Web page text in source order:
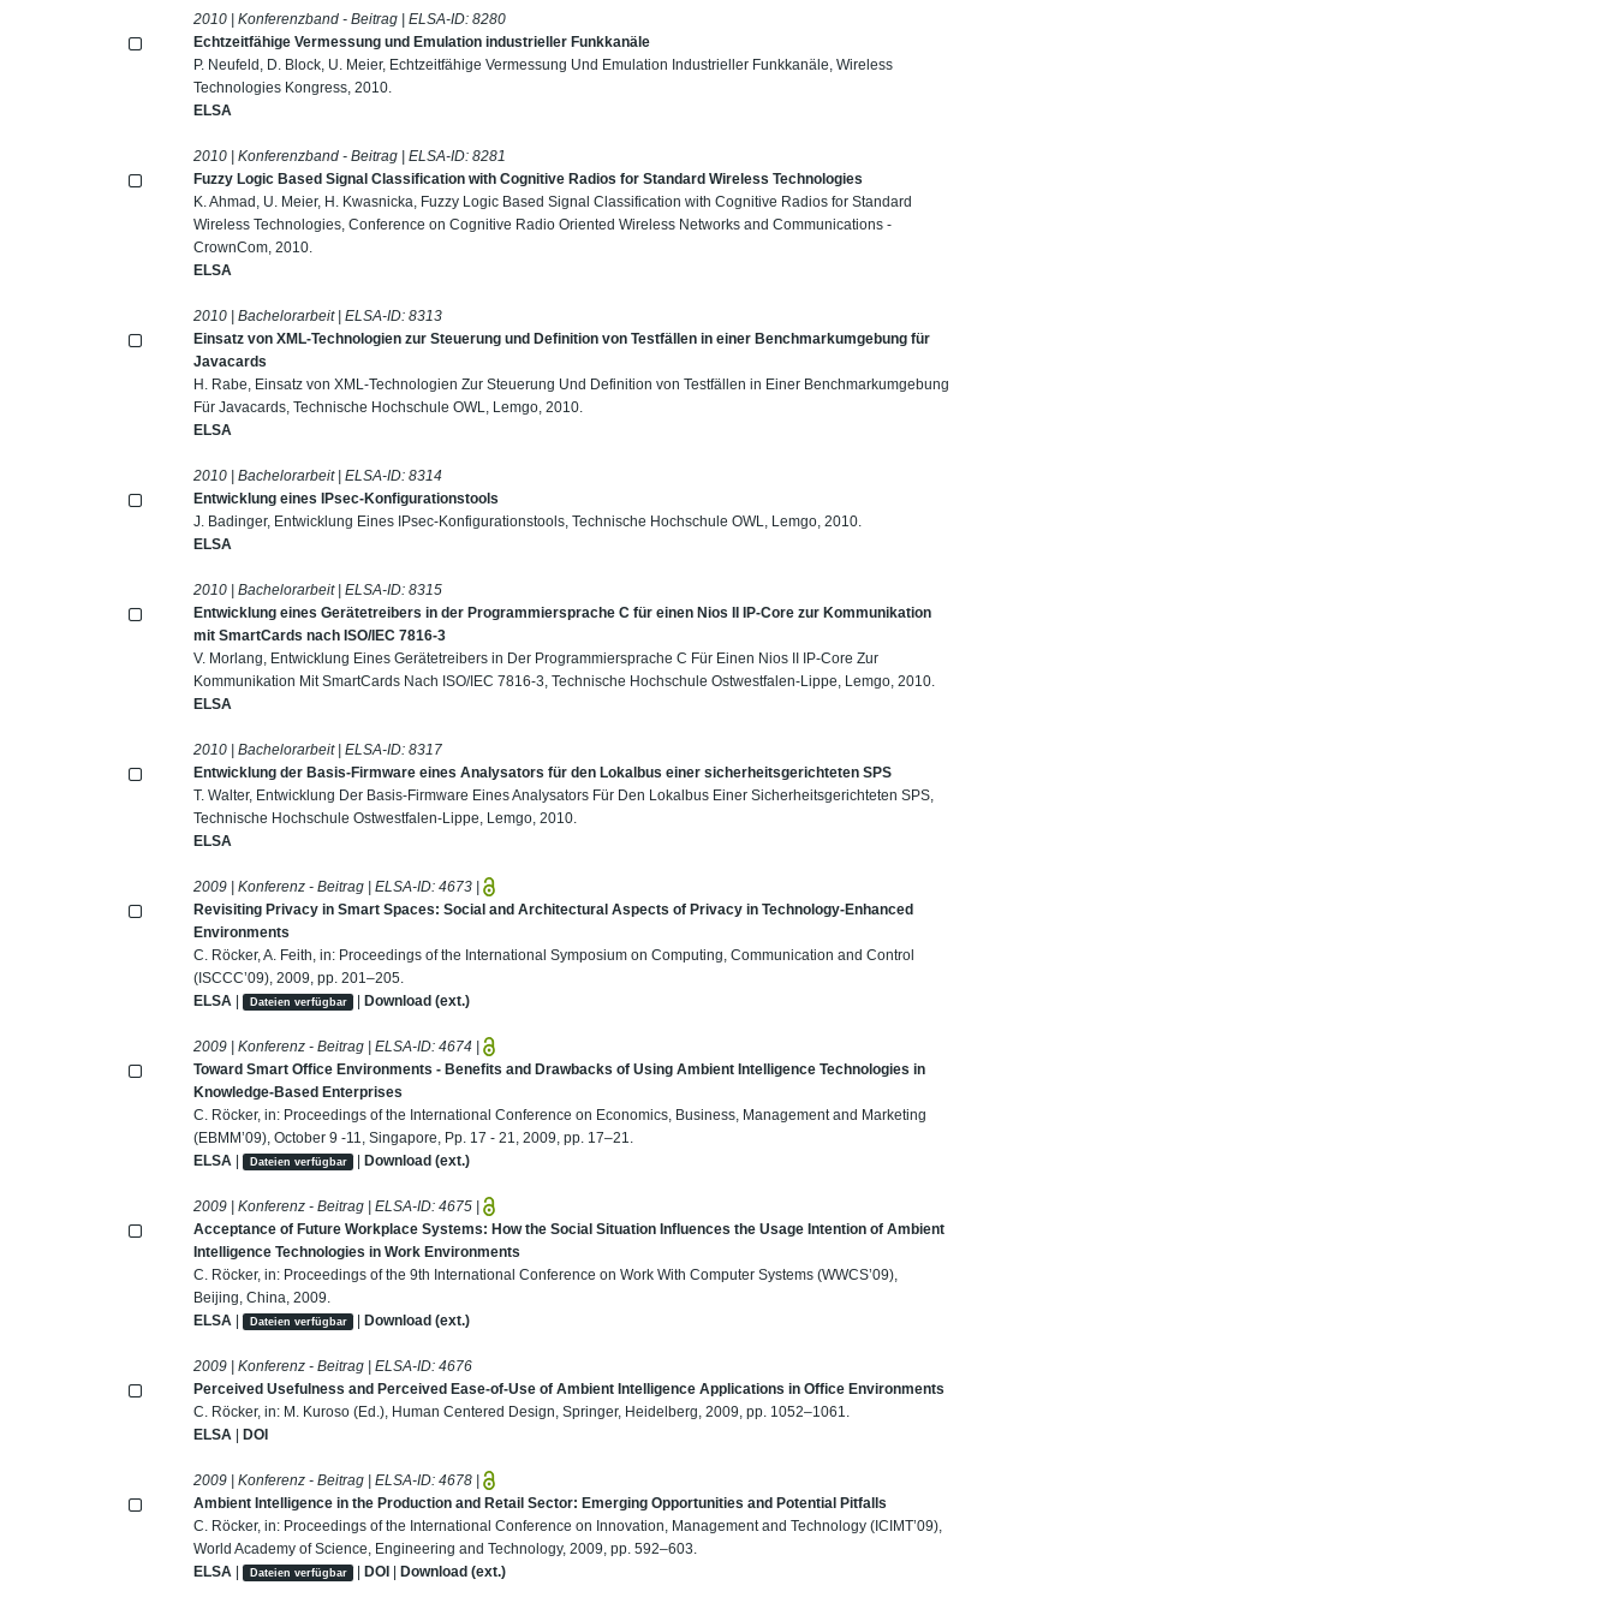
2010 | Konferenzband - Beitrag | ELSA-ID:8280
Echtzeitfähige Vermessung und Emulation industrieller Funkkanäle
P. Neufeld, D. Block, U. Meier, Echtzeitfähige Vermessung Und Emulation Industrieller Funkkanäle, Wireless
Technologies Kongress, 2010.
ELSA
2010 | Konferenzband - Beitrag | ELSA-ID:8281
Fuzzy Logic Based Signal Classification with Cognitive Radios for Standard Wireless Technologies
K. Ahmad, U. Meier, H. Kwasnicka, Fuzzy Logic Based Signal Classification with Cognitive Radios for Standard
Wireless Technologies, Conference on Cognitive Radio Oriented Wireless Networks and Communications -
CrownCom, 2010.
ELSA
2010 | Bachelorarbeit | ELSA-ID:8313
Einsatz von XML-Technologien zur Steuerung und Definition von Testfällen in einer Benchmarkumgebung für
Javacards
H. Rabe, Einsatz von XML-Technologien Zur Steuerung Und Definition von Testfällen in Einer Benchmarkumgebung
Für Javacards, Technische Hochschule OWL, Lemgo, 2010.
ELSA
2010 | Bachelorarbeit | ELSA-ID:8314
Entwicklung eines IPsec-Konfigurationstools
J. Badinger, Entwicklung Eines IPsec-Konfigurationstools, Technische Hochschule OWL, Lemgo, 2010.
ELSA
2010 | Bachelorarbeit | ELSA-ID:8315
Entwicklung eines Gerätetreibers in der Programmiersprache C für einen Nios II IP-Core zur Kommunikation
mit SmartCards nach ISO/IEC 7816-3
V. Morlang, Entwicklung Eines Gerätetreibers in Der Programmiersprache C Für Einen Nios II IP-Core Zur
Kommunikation Mit SmartCards Nach ISO/IEC 7816-3, Technische Hochschule Ostwestfalen-Lippe, Lemgo, 2010.
ELSA
2010 | Bachelorarbeit | ELSA-ID:8317
Entwicklung der Basis-Firmware eines Analysators für den Lokalbus einer sicherheitsgerichteten SPS
T. Walter, Entwicklung Der Basis-Firmware Eines Analysators Für Den Lokalbus Einer Sicherheitsgerichteten SPS,
Technische Hochschule Ostwestfalen-Lippe, Lemgo, 2010.
ELSA
2009 | Konferenz - Beitrag | ELSA-ID:4673 |
Revisiting Privacy in Smart Spaces: Social and Architectural Aspects of Privacy in Technology-Enhanced
Environments
C. Röcker, A. Feith, in: Proceedings of the International Symposium on Computing, Communication and Control
(ISCCC’09), 2009, pp. 201–205.
ELSA | Dateien verfügbar |Download (ext.)
2009 | Konferenz - Beitrag | ELSA-ID:4674 |
Toward Smart Office Environments - Benefits and Drawbacks of Using Ambient Intelligence Technologies in
Knowledge-Based Enterprises
C. Röcker, in: Proceedings of the International Conference on Economics, Business, Management and Marketing
(EBMM’09), October 9 -11, Singapore, Pp. 17 - 21, 2009, pp. 17–21.
ELSA | Dateien verfügbar |Download (ext.)
2009 | Konferenz - Beitrag | ELSA-ID:4675 |
Acceptance of Future Workplace Systems: How the Social Situation Influences the Usage Intention of Ambient
Intelligence Technologies in Work Environments
C. Röcker, in: Proceedings of the 9th International Conference on Work With Computer Systems (WWCS’09),
Beijing, China, 2009.
ELSA | Dateien verfügbar |Download (ext.)
2009 | Konferenz - Beitrag | ELSA-ID:4676
Perceived Usefulness and Perceived Ease-of-Use of Ambient Intelligence Applications in Office Environments
C. Röcker, in: M. Kuroso (Ed.), Human Centered Design, Springer, Heidelberg, 2009, pp. 1052–1061.
ELSA |DOI
2009 | Konferenz - Beitrag | ELSA-ID:4678 |
Ambient Intelligence in the Production and Retail Sector: Emerging Opportunities and Potential Pitfalls
C. Röcker, in: Proceedings of the International Conference on Innovation, Management and Technology (ICIMT’09),
World Academy of Science, Engineering and Technology, 2009, pp. 592–603.
ELSA | Dateien verfügbar |DOI |Download (ext.)